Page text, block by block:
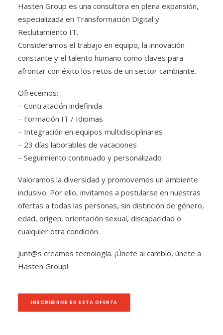
Hasten Group es una consultora en plena expansión,
especializada en Transformación Digital y
Reclutamiento IT.
Consideramos el trabajo en equipo, la innovación
constante y el talento humano como claves para
afrontar con éxito los retos de un sector cambiante.
Ofrecemos:
– Contratación indefinida
– Formación IT / Idiomas
– Integración en equipos multidisciplinares
– 23 días laborables de vacaciones
– Seguimiento continuado y personalizado
Valoramos la diversidad y promovemos un ambiente
inclusivo. Por ello, invitamos a postularse en nuestras
ofertas a todas las personas, sin distinción de género,
edad, origen, orientación sexual, discapacidad o
cualquier otra condición.
Junt@s creamos tecnología. ¡Únete al cambio, únete a
Hasten Group!
INSCRIBIRME EN ESTA OFERTA